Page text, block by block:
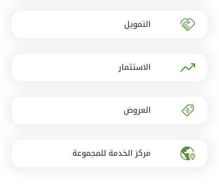
مصر
التمويل
الاستثمار
العروض
مركز الخدمة للمجموعة